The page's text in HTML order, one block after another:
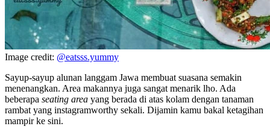
Image credit: @eatsss.yummy
Sayup-sayup alunan langgam Jawa membuat suasana semakin
menenangkan. Area makannya juga sangat menarik lho. Ada
beberapa seating area yang berada di atas kolam dengan tanaman
rambat yang instagramworthy sekali. Dijamin kamu bakal ketagihan
mampir ke sini.